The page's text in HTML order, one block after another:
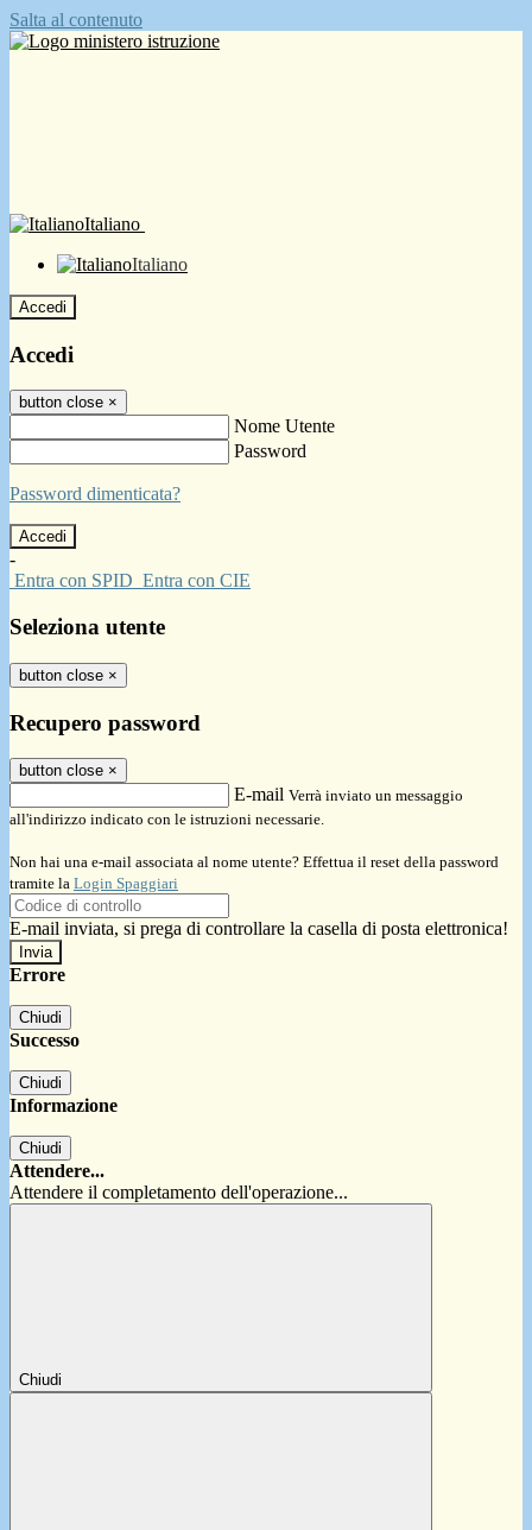
Salta al contenuto
Italiano
Italiano
Accedi
Accedi
button close ×
Nome Utente
Password
Password dimenticata?
-
Entra con SPID Entra con CIE
Seleziona utente
button close ×
Recupero password
button close ×
E-mail Verrà inviato un messaggio
all'indirizzo indicato con le istruzioni necessarie.
Non hai una e-mail associata al nome utente? Effettua il reset della password
tramite la Login Spaggiari
E-mail inviata, si prega di controllare la casella di posta elettronica!
Errore
Chiudi
Successo
Chiudi
Informazione
Chiudi
Attendere...
Attendere il completamento dell'operazione...
Chiudi